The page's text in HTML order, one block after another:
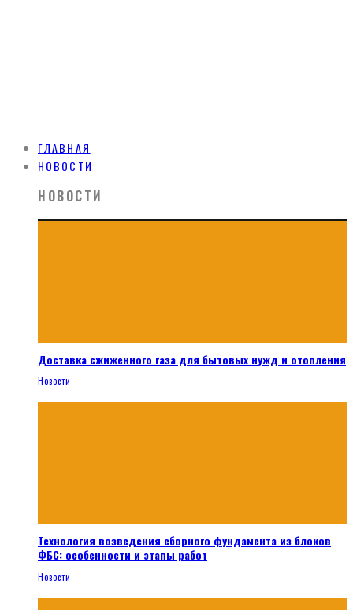
ГЛАВНАЯ
НОВОСТИ
НОВОСТИ
Доставка сжиженного газа для бытовых нужд и отопления
Новости
Технология возведения сборного фундамента из блоков
ФБС: особенности и этапы работ
Новости